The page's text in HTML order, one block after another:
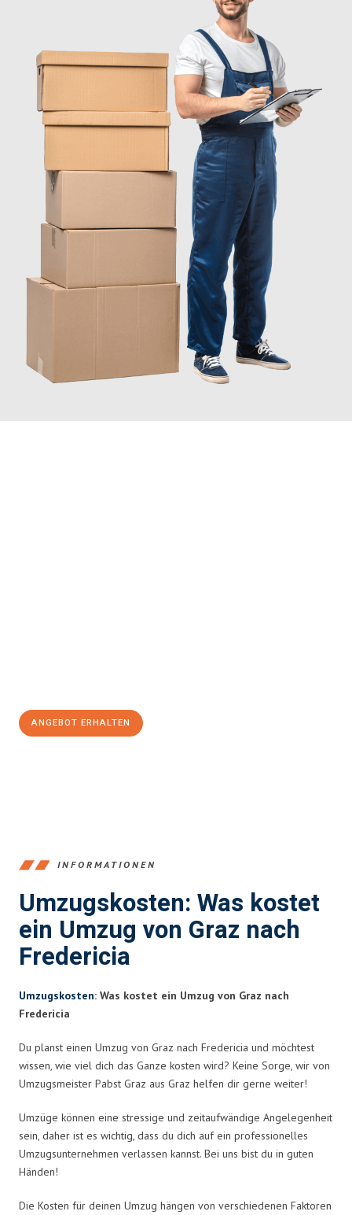
ANGEBOT ERHALTEN
INFORMATIONEN
Umzugskosten: Was kostet
ein Umzug von Graz nach
Fredericia
Umzugskosten: Was kostet ein Umzug von Graz nach
Fredericia
Du planst einen Umzug von Graz nach Fredericia und möchtest
wissen, wie viel dich das Ganze kosten wird? Keine Sorge, wir von
Umzugsmeister Pabst Graz aus Graz helfen dir gerne weiter!
Umzüge können eine stressige und zeitaufwändige Angelegenheit
sein, daher ist es wichtig, dass du dich auf ein professionelles
Umzugsunternehmen verlassen kannst. Bei uns bist du in guten
Händen!
Die Kosten für deinen Umzug hängen von verschiedenen Faktoren